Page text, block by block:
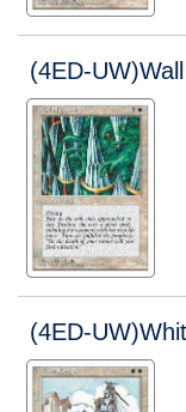
(4ED-
(4ED-